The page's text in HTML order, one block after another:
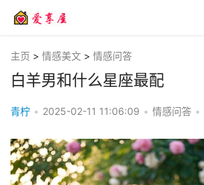
主页 > 情感美文 > 情感问答
白羊男和什么星座最配
青柠 • 2025-02-11 11:06:09 • 情感问答 •